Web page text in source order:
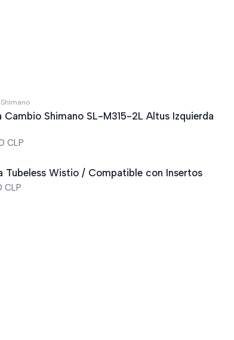
Shimano
Cambio Shimano SL-M315-2L Altus Izquierda
CLP
Tubeless Wistio / Compatible con Insertos
CLP